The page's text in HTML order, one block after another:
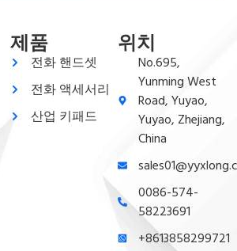
제품
전화 핸드셋
전화 액세서리
산업 키패드
위치
No.695,
Yunming West
Road, Yuyao,
Yuyao, Zhejiang,
China
0086-574-
58223691
+8613858299721